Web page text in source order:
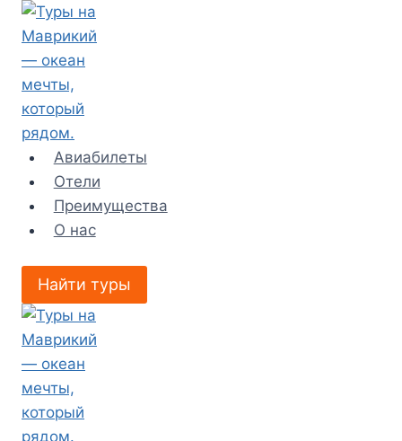
Перейти
содержимому
Авиабилеты
Отели
Преимущества
О нас
Найти туры